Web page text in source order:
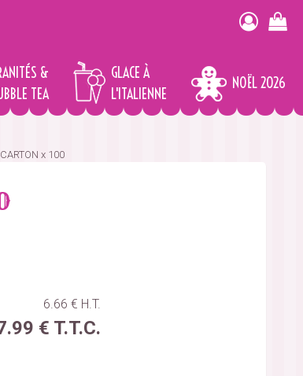
&
TEA
GLACE À
L'ITALIENNE
NOËL 2026
x 100
6 .66 € H.T.
.99 € T.T.C.